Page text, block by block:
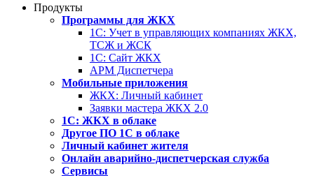
Продукты
Программы для ЖКХ
1С: Учет в управляющих компаниях ЖКХ,
ТСЖ и ЖСК
1С: Сайт ЖКХ
АРМ Диспетчера
Мобильные приложения
ЖКХ: Личный кабинет
Заявки мастера ЖКХ 2.0
1С: ЖКХ в облаке
Другое ПО 1С в облаке
Личный кабинет жителя
Онлайн аварийно-диспетчерская служба
Сервисы